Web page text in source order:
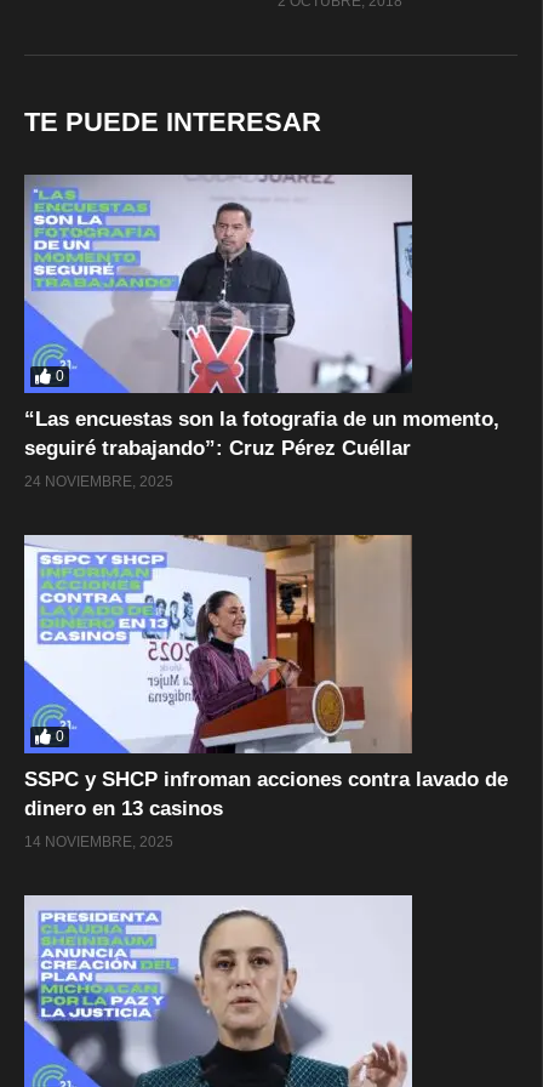
TE PUEDE INTERESAR
0
“Las encuestas son la fotografia de un momento,
seguiré trabajando”: Cruz Pérez Cuéllar
24 NOVIEMBRE, 2025
0
SSPC y SHCP infroman acciones contra lavado de
dinero en 13 casinos
14 NOVIEMBRE, 2025